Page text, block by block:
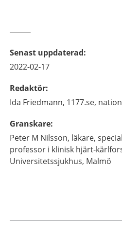
Senast uppdaterad:
2022-02-17
Redaktör:
Ida Friedmann, 1177.se,
Granskare:
Peter M Nilsson, läkare,
professor i klinisk hjärt-
Universitetssjukhus, Malmö